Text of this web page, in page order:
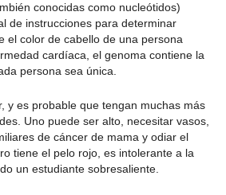
conocidas como nucleótidos)
de instrucciones para determinar
el color de cabello de una persona
cardíaca, el genoma contiene la
persona sea única.
y es probable que tengan muchas más
Uno puede ser alto, necesitar vasos,
de cáncer de mama y odiar el
tiene el pelo rojo, es intolerante a la
un estudiante sobresaliente.